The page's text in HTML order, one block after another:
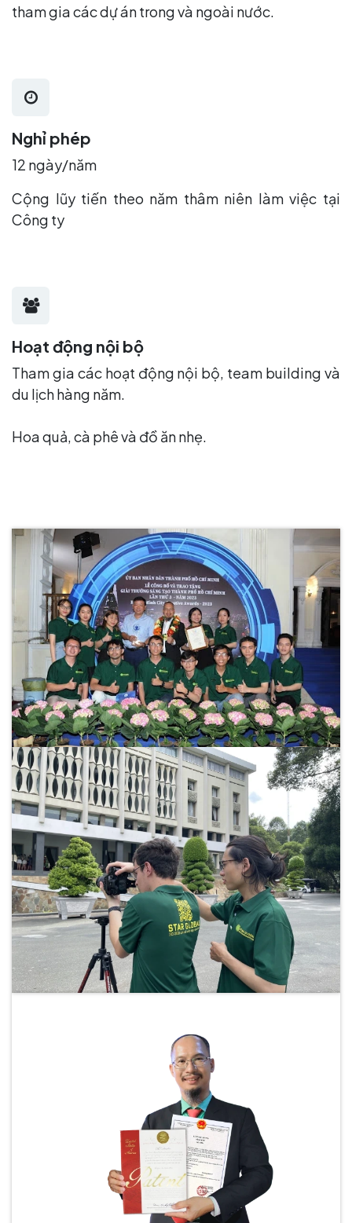
tham gia các dự án trong và ngoài nước.
Nghỉ phép
12 ngày/năm
Cộng lũy tiến theo năm thâm niên làm việc tại
Công ty
Hoạt động nội bộ
Tham gia các hoạt động nội bộ, team building và
du lịch hàng năm.
Hoa quả, cà phê và đồ ăn nhẹ.